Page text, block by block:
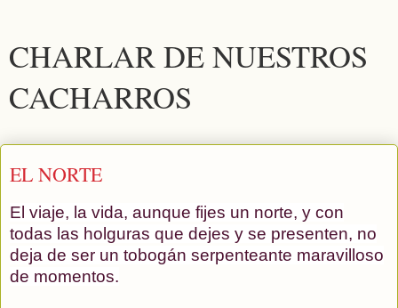
CHARLAR DE NUESTROS
CACHARROS
EL NORTE
El viaje, la vida, aunque fijes un norte, y con
todas las holguras que dejes y se presenten, no
deja de ser un tobogán serpenteante maravilloso
de momentos.